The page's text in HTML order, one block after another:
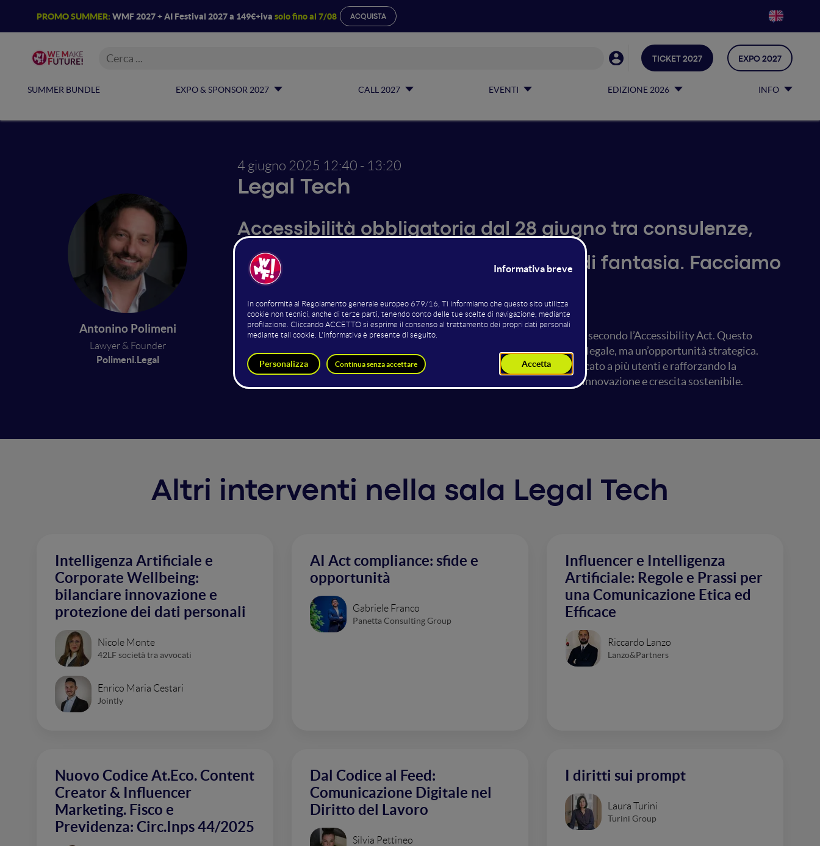
PROMO SUMMER: WMF 2027 + AI Festival 2027 a 149€+iva solo fino al 7/08 ACQUISTA
SUMMER BUNDLE EXPO & SPONSOR 2027 CALL 2027 EVENTI EDIZIONE 2026 INFO
TICKET 2027 EXPO 2027
Antonino Polimeni
Lawyer & Founder
Polimeni.Legal
4 giugno 2025 12:40 - 13:20
Legal Tech
Accessibilità obbligatoria dal 28 giugno tra consulenze,
tool, widget, obblighi reali e obblighi di fantasia. Facciamo
chiarezza
Dal 28 giugno, l’accessibilità online diventa obbligatoria per molte aziende secondo l’Accessibility Act. Questo
speech illustra come rispettare la normativa sia non solo un adempimento legale, ma un’opportunità strategica.
L’accessibilità può infatti migliorare SEO, CRO e inclusione, aprendo il mercato a più utenti e rafforzando la
reputazione aziendale. Vediamo come fare dell’accessibilità un pilastro di innovazione e crescita sostenibile.
Altri interventi nella sala Legal Tech
Intelligenza Artificiale e
Corporate Wellbeing:
bilanciare innovazione e
protezione dei dati personali
Nicole Monte
42LF società tra avvocati
Enrico Maria Cestari
Jointly
AI Act compliance: sfide e
opportunità
Gabriele Franco
Panetta Consulting Group
Influencer e Intelligenza
Artificiale: Regole e Prassi per
una Comunicazione Etica ed
Efficace
Riccardo Lanzo
Lanzo&Partners
Nuovo Codice At.Eco. Content
Creator & Influencer
Marketing. Fisco e
Previdenza: Circ.Inps 44/2025
Dal Codice al Feed:
Comunicazione Digitale nel
Diritto del Lavoro
Silvia Pettineo
I diritti sui prompt
Laura Turini
Turini Group